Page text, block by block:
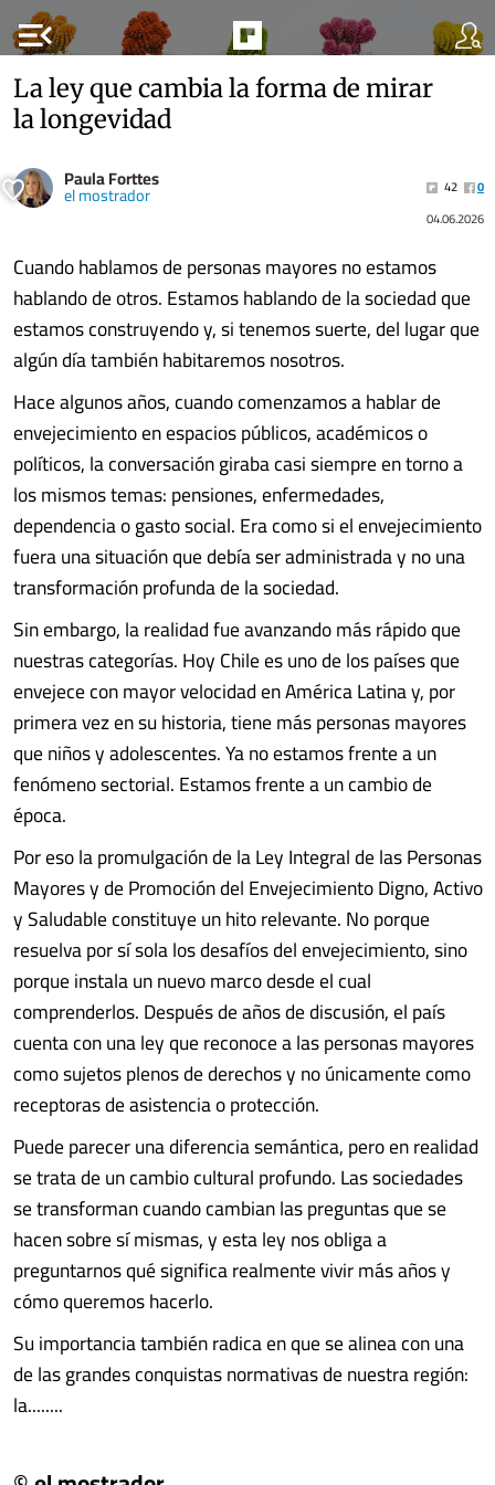
menu_open
La ley que cambia la forma de mirar
la longevidad
Paula Forttes
el mostrador 42
0
04.06.2026
Cuando hablamos de personas mayores no estamos
hablando de otros. Estamos hablando de la sociedad que
estamos construyendo y, si tenemos suerte, del lugar que
algún día también habitaremos nosotros.
Hace algunos años, cuando comenzamos a hablar de
envejecimiento en espacios públicos, académicos o
políticos, la conversación giraba casi siempre en torno a
los mismos temas: pensiones, enfermedades,
dependencia o gasto social. Era como si el envejecimiento
fuera una situación que debía ser administrada y no una
transformación profunda de la sociedad.
Sin embargo, la realidad fue avanzando más rápido que
nuestras categorías. Hoy Chile es uno de los países que
envejece con mayor velocidad en América Latina y, por
primera vez en su historia, tiene más personas mayores
que niños y adolescentes. Ya no estamos frente a un
fenómeno sectorial. Estamos frente a un cambio de
época.
Por eso la promulgación de la Ley Integral de las Personas
Mayores y de Promoción del Envejecimiento Digno, Activo
y Saludable constituye un hito relevante. No porque
resuelva por sí sola los desafíos del envejecimiento, sino
porque instala un nuevo marco desde el cual
comprenderlos. Después de años de discusión, el país
cuenta con una ley que reconoce a las personas mayores
como sujetos plenos de derechos y no únicamente como
receptoras de asistencia o protección.
Puede parecer una diferencia semántica, pero en realidad
se trata de un cambio cultural profundo. Las sociedades
se transforman cuando cambian las preguntas que se
hacen sobre sí mismas, y esta ley nos obliga a
preguntarnos qué significa realmente vivir más años y
cómo queremos hacerlo.
Su importancia también radica en que se alinea con una
de las grandes conquistas normativas de nuestra región:
la........